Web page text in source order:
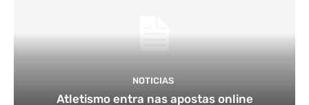
NOTICIAS
Atletismo entra nas apostas online